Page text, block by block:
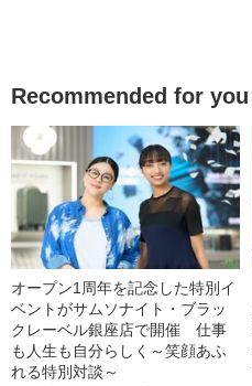
Recommended for you
オープン1周年を記念した特別イ
ベントがサムソナイト・ブラッ
クレーベル銀座店で開催 仕事
も人生も自分らしく～笑顔あふ
れる特別対談～